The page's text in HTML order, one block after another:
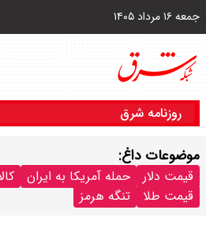
جمعه ۱۶ مرداد ۱۴۰۵
روزنامه شرق
موضوعات داغ:
قیمت دلار حمله آمریکا به ایران
قیمت طلا
تنگه هرمز